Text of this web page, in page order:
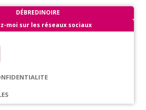
DÉBREDINOIRE
moi sur les réseaux sociaux